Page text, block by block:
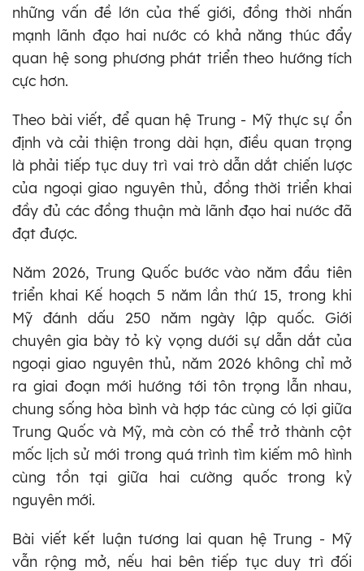
những vấn đề lớn của thế giới, đồng thời nhấn
mạnh lãnh đạo hai nước có khả năng thúc đẩy
quan hệ song phương phát triển theo hướng tích
cực hơn.
Theo bài viết, để quan hệ Trung - Mỹ thực sự ổn
định và cải thiện trong dài hạn, điều quan trọng
là phải tiếp tục duy trì vai trò dẫn dắt chiến lược
của ngoại giao nguyên thủ, đồng thời triển khai
đầy đủ các đồng thuận mà lãnh đạo hai nước đã
đạt được.
Năm 2026, Trung Quốc bước vào năm đầu tiên
triển khai Kế hoạch 5 năm lần thứ 15, trong khi
Mỹ đánh dấu 250 năm ngày lập quốc. Giới
chuyên gia bày tỏ kỳ vọng dưới sự dẫn dắt của
ngoại giao nguyên thủ, năm 2026 không chỉ mở
ra giai đoạn mới hướng tới tôn trọng lẫn nhau,
chung sống hòa bình và hợp tác cùng có lợi giữa
Trung Quốc và Mỹ, mà còn có thể trở thành cột
mốc lịch sử mới trong quá trình tìm kiếm mô hình
cùng tồn tại giữa hai cường quốc trong kỷ
nguyên mới.
Bài viết kết luận tương lai quan hệ Trung - Mỹ
vẫn rộng mở, nếu hai bên tiếp tục duy trì đối